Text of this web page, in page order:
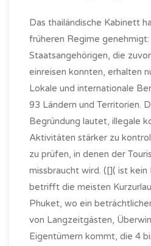
Das thailändische Kabinett
früheren Regime
Staatsangehörigen, die
einreisen konnten, erhalten
Lokale und internationale
93 Ländern und Territorien.
Begründung lautet, illegale
Aktivitäten stärker zu
zu prüfen, in denen der
missbraucht wird. ([]( ist
betrifft die meisten
Phuket, wo ein
von Langzeitgästen,
Eigentümern kommt, die 4